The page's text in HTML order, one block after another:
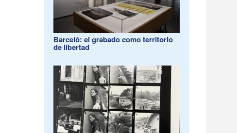
Barceló: el grabado como territorio
de libertad